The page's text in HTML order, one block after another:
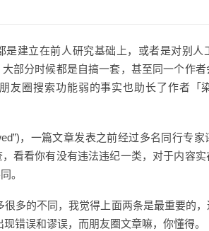
是建立在前人研究基础上，或者是对别人
部分时候都是自搞一套，甚至同一个作
友圈搜索功能弱的事实也助长了作者「
，一篇文章发表之前经过多名同行专
看看你有没有违法违纪一类，对于内容
。
多的不同，我觉得上面两条是最重要的
错误和谬误，而朋友圈文章嘛，你懂得。